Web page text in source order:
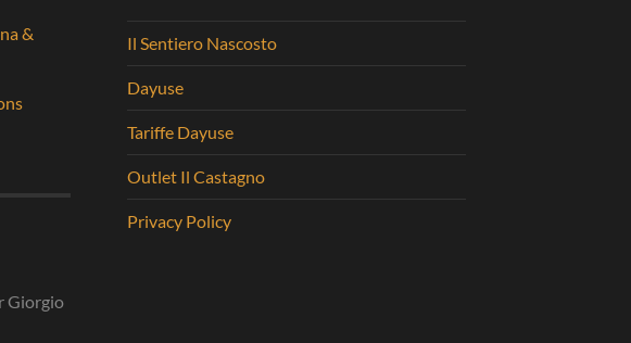
&
Giorgio
Il Sentiero Nascosto
Dayuse
Tariffe Dayuse
Outlet Il Castagno
Privacy Policy